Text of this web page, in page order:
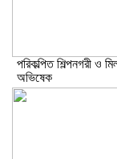
পরিকল্পিত শিল্পনগরী ও
অভিষেক